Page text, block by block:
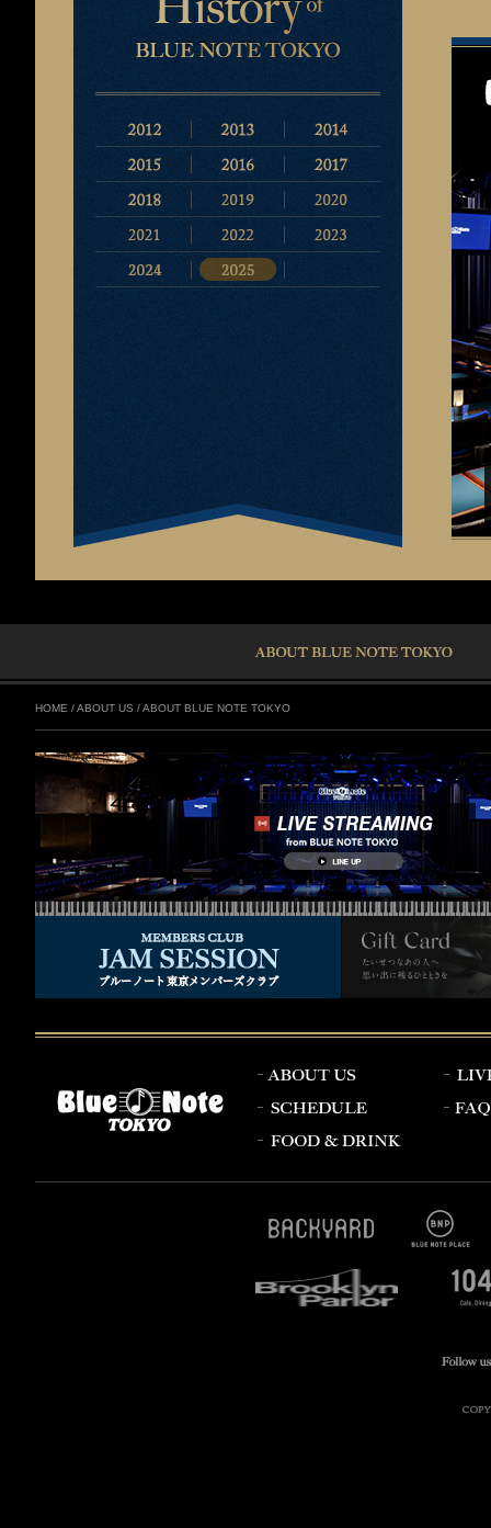
HOME /ABOUT US /ABOUT BLUE NOTE TOKYO